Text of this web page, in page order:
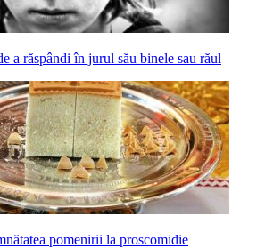
a răspândi în jurul său binele sau răul
pomenirii la proscomidie